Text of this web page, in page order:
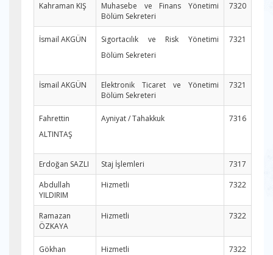
Kahraman KIŞ
Muhasebe ve Finans Yönetimi
Bölüm Sekreteri
7320
İsmail AKGÜN
Sigortacılık ve Risk Yönetimi
Bölüm Sekreteri
7321
İsmail AKGÜN
Elektronik Ticaret ve Yönetimi
Bölüm Sekreteri
7321
Fahrettin
ALTINTAŞ
Ayniyat / Tahakkuk 7316
Erdoğan SAZLI Staj İşlemleri
7317
Abdullah
YILDIRIM
Hizmetli 7322
Ramazan
ÖZKAYA
Hizmetli 7322
Gökhan
Hizmetli 7322